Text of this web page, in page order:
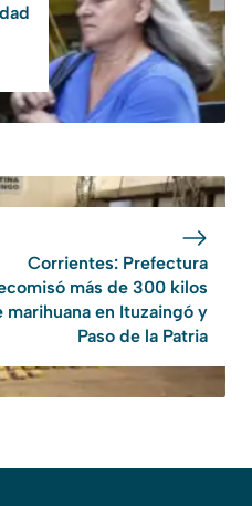
Corrientes: Prefectura
más de 300 kilos
marihuana en Ituzaingó y
Paso de la Patria